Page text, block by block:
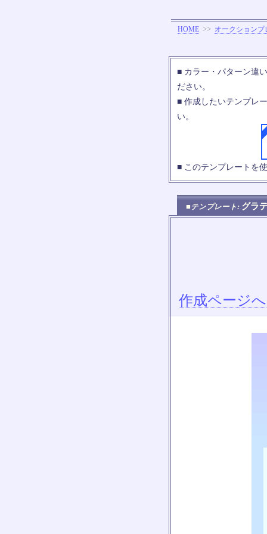
HOME >> オークションプ
■ カラー・パターン違
ださい。
■ 作成したいテンプレ
い。
■ このテンプレートを
■テンプレート: グラ
作成ページへ